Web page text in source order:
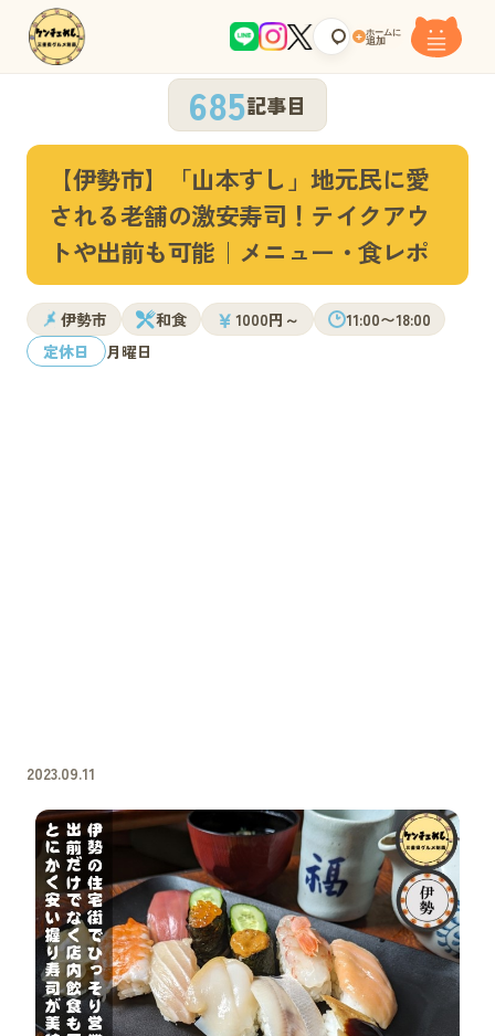
+ ホームに
追加
685記事目
【伊勢市】「山本すし」地元民に愛
される老舗の激安寿司！テイクアウ
トや出前も可能｜メニュー・食レポ
伊勢市 和食 ￥ 1000円～
11:00〜18:00
定休日
月曜日
2023.09.11